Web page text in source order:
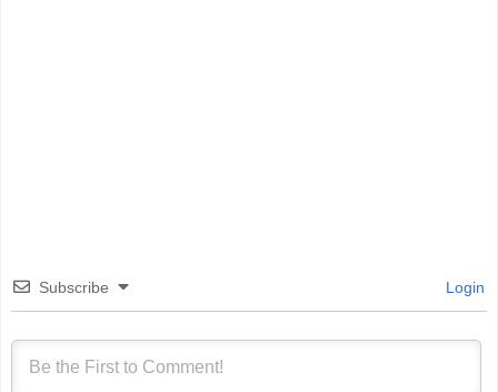
Subscribe Login